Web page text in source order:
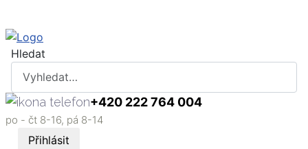
Hledat
+420 222 764 004
po - čt 8-16, pá 8-14
Přihlásit